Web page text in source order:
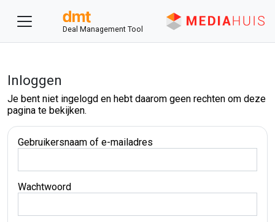
Deal Management Tool
Inloggen
Je bent niet ingelogd en hebt daarom geen rechten om deze
pagina te bekijken.
Gebruikersnaam of e-mailadres
Wachtwoord